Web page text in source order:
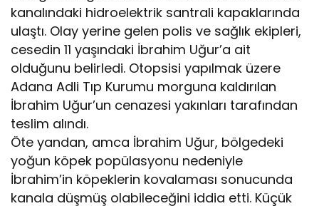
kanalındaki hidroelektrik santrali kapaklarında
ulaştı. Olay yerine gelen polis ve sağlık ekipleri,
cesedin 11 yaşındaki İbrahim Uğur’a ait
olduğunu belirledi. Otopsisi yapılmak üzere
Adana Adli Tıp Kurumu morguna kaldırılan
İbrahim Uğur’un cenazesi yakınları tarafından
teslim alındı.
Öte yandan, amca İbrahim Uğur, bölgedeki
yoğun köpek popülasyonu nedeniyle
İbrahim’in köpeklerin kovalaması sonucunda
kanala düşmüş olabileceğini iddia etti. Küçük